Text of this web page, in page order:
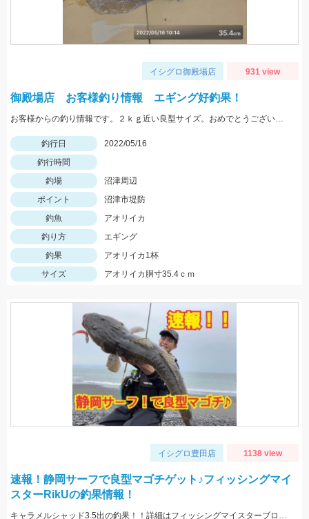
イシグロ御殿場店 931 view
御殿場店 お客様釣り情報 エギング好釣果！
お客様からの釣り情報です。２ｋｇ近い良型サイズ。おめでとうございます。
釣行日
2022/05/16
釣行時間
釣場
沼津周辺
ポイント
沼津市堤防
釣魚
アオリイカ
釣り方
エギング
釣果
アオリイカ1杯
サイズ
アオリイカ胴寸35.4ｃｍ
イシグロ豊田店 1138 view
速報！静岡サーフで良型マゴチゲット♪フィッシングマイ
スターRikUの釣果情報！
キャラメルシャッド3.5出の釣果！！詳細はフィッシングマイスターブログにて近日中公開です。